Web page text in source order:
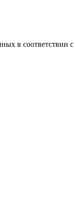
в соответствии с